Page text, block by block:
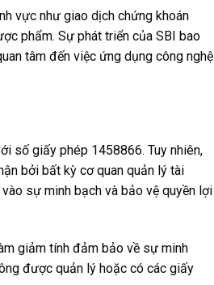
vực như giao dịch chứng khoán
phẩm. Sự phát triển của SBI bao
tâm đến việc ứng dụng công nghệ
số giấy phép 1458866. Tuy nhiên,
bởi bất kỳ cơ quan quản lý tài
sự minh bạch và bảo vệ quyền lợi
giảm tính đảm bảo về sự minh
được quản lý hoặc có các giấy